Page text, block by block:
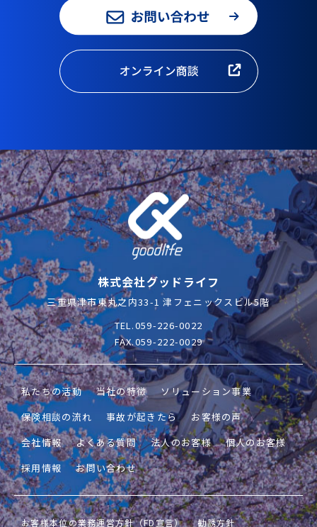
株式会社グッドライフ
三重県津市東丸之内33-1 津フェニックスビル5階
TEL.059-226-0022
FAX.059-222-0029
私たちの活動 当社の特徴
ソリューション事業
保険相談の流れ
事故が起きたら
お客様の声
会社情報
よくある質問 法人のお客様
個人のお客様
採用情報
お問い合わせ
お客様本位の業務運営方針（FD宣言） 勧誘方針